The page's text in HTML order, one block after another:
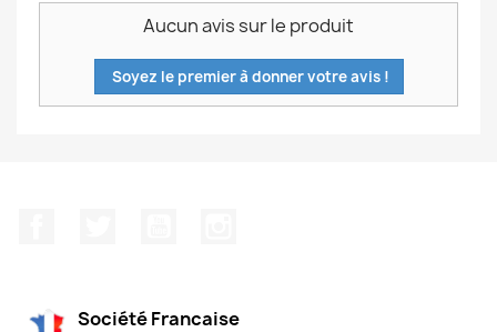
Aucun avis sur le produit
Soyez le premier à donner votre avis !
Société Francaise